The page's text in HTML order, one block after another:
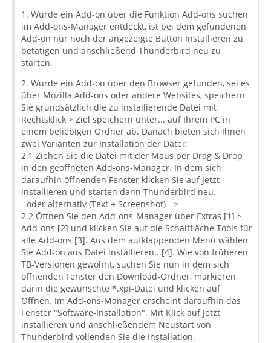
1. Wurde ein Add-on über die Funktion Add-ons suchen
im Add-ons-Manager entdeckt, ist bei dem gefundenen
Add-on nur noch der angezeigte Button Installieren zu
betätigen und anschließend Thunderbird neu zu
starten.
2. Wurde ein Add-on über den Browser gefunden, sei es
über Mozilla Add-ons oder andere Websites, speichern
Sie grundsätzlich die zu installierende Datei mit
Rechtsklick > Ziel speichern unter... auf Ihrem PC in
einem beliebigen Ordner ab. Danach bieten sich Ihnen
zwei Varianten zur Installation der Datei:
2.1 Ziehen Sie die Datei mit der Maus per Drag & Drop
in den geöffneten Add-ons-Manager. In dem sich
daraufhin öffnenden Fenster klicken Sie auf Jetzt
installieren und starten dann Thunderbird neu.
- oder alternativ (Text + Screenshot) -->
2.2 Öffnen Sie den Add-ons-Manager über Extras [1] >
Add-ons [2] und klicken Sie auf die Schaltfläche Tools für
alle Add-ons [3]. Aus dem aufklappenden Menü wählen
Sie Add-on aus Datei installieren...[4]. Wie von früheren
TB-Versionen gewohnt, suchen Sie nun in dem sich
öffnenden Fenster den Download-Ordner, markieren
darin die gewünschte *.xpi-Datei und klicken auf
Öffnen. Im Add-ons-Manager erscheint daraufhin das
Fenster "Software-Installation". Mit Klick auf Jetzt
installieren und anschließendem Neustart von
Thunderbird vollenden Sie die Installation.